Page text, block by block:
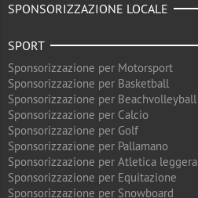
SPONSORIZZAZIONE LOCALE
SPORT
Sponsorizzazione per Motorsport
Sponsorizzazione per Basketball
Sponsorizzazione per Beachvolleyball
Sponsorizzazione per Calcio
Sponsorizzazione per Golf
Sponsorizzazione per Pallamano
Sponsorizzazione per Atletica leggera
Sponsorizzazione per Equitazione
Sponsorizzazione per Snowboard